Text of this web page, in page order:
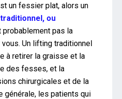
un fessier plat, alors un
ou
probablement pas la
Un lifting traditionnel
à retirer la graisse et la
des fesses, et la
chirurgicales et de la
générale, les patients qui